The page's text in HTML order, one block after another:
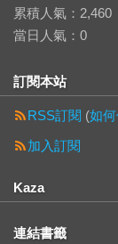
累積人氣： 2,460
當日人氣： 0
訂閱本站
RSS訂閱 (如
加入訂閱
Kaza
連結書籤